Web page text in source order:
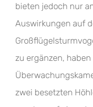
bieten jedoch nur
Auswirkungen auf
zu ergänzen,
zwei besetzten